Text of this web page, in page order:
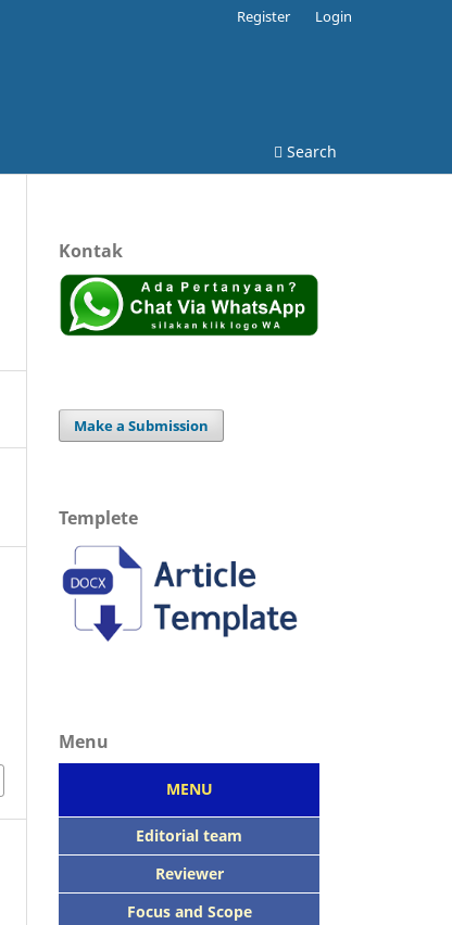
Search
Register Login
Kontak
Make a Submission
Templete
Menu
MENU
Editorial team
Reviewer
Focus and Scope